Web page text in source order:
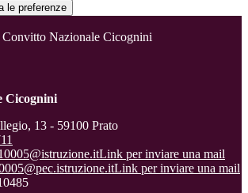
le preferenze
Convitto Nazionale Cicognini
Cicognini
13 - 59100 Prato
Link per inviare una mail
Link per inviare una mail